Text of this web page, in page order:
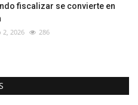
fiscalizar se convierte en
2, 2026 286